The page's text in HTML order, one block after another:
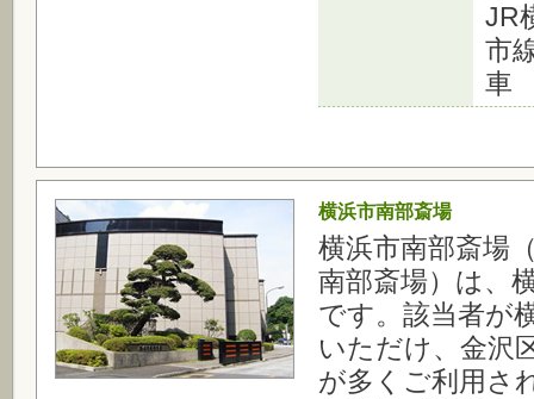
JR
市
車
横浜市南部斎場
横浜市南部斎場
南部斎場）は、
です。該当者が
いただけ、金沢
が多くご利用さ